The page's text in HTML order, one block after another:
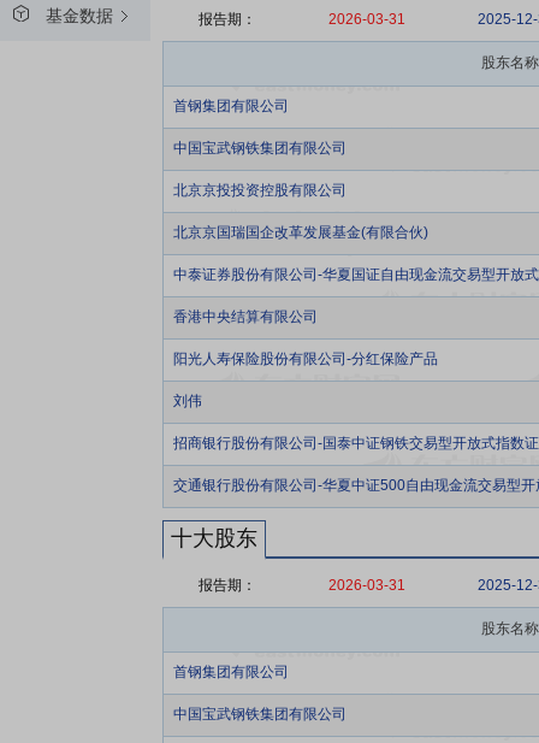
基金数据 报告期： 2026-03-31 2025-
股东名称
首钢集团有限公司
中国宝武钢铁集团有限公司
北京京投投资控股有限公司
北京京国瑞国企改革发展基金(有限合伙)
中泰证券股份有限公司-华夏国证自由现金流交易型开放
香港中央结算有限公司
阳光人寿保险股份有限公司-分红保险产品
刘伟
招商银行股份有限公司-国泰中证钢铁交易型开放式指数
交通银行股份有限公司-华夏中证500自由现金流交易型
十大股东
报告期： 2026-03-31 2025-
股东名称
首钢集团有限公司
中国宝武钢铁集团有限公司